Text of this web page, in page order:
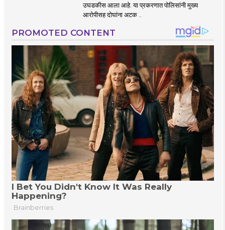
उघडकीस आला आहे. या प्रकरणात पोलिसांनी मुख्य
आरोपीसह दोघांना अटक ..